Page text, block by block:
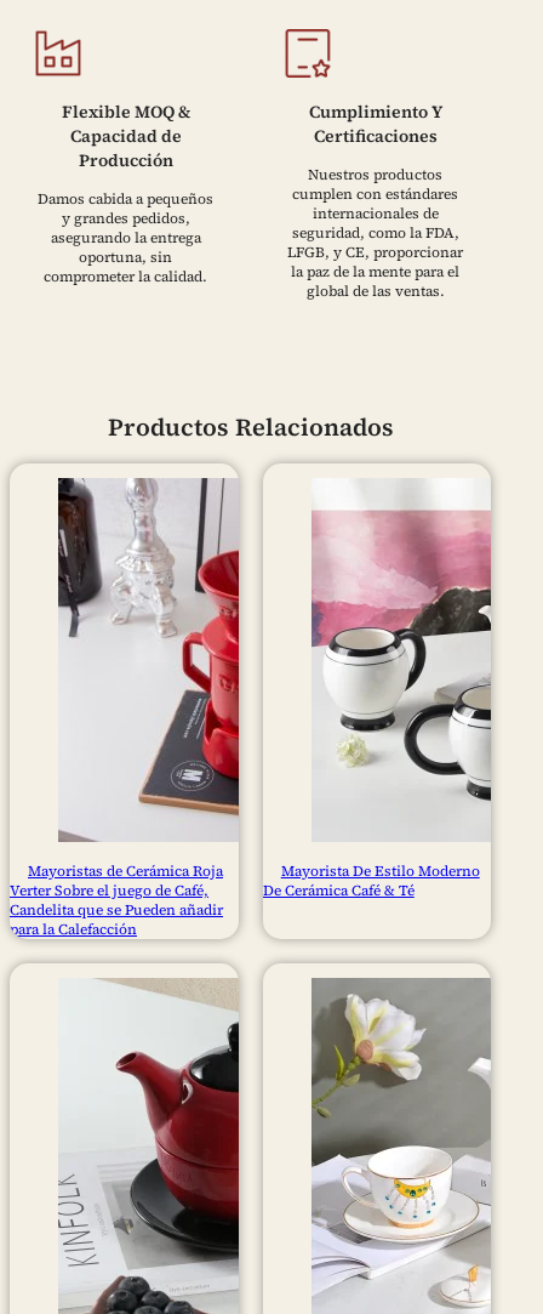
Flexible MOQ &
Capacidad de
Producción
Damos cabida a pequeños
y grandes pedidos,
asegurando la entrega
oportuna, sin
comprometer la calidad.
Cumplimiento Y
Certificaciones
Nuestros productos
cumplen con estándares
internacionales de
seguridad, como la FDA,
LFGB, y CE, proporcionar
la paz de la mente para el
global de las ventas.
Productos Relacionados
Mayoristas de Cerámica Roja
Verter Sobre el juego de Café,
Candelita que se Pueden añadir
para la Calefacción
Mayorista De Estilo Moderno
De Cerámica Café & Té